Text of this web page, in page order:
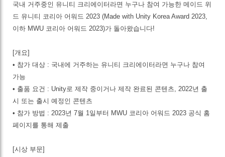
국내 거주중인 유니티 크리에이터라면 누구나 참여 가능한 메이드 위
드 유니티 코리아 어워드 2023 (Made with Unity Korea Award 2023,
이하 MWU 코리아 어워드 2023)가 돌아왔습니다!
[개요]
• 참가 대상 : 국내에 거주하는 유니티 크리에이터라면 누구나 참여
가능
• 출품 요건 : Unity로 제작 중이거나 제작 완료된 콘텐츠, 2022년 출
시 또는 출시 예정인 콘텐츠
• 참가 방법 : 2023년 7월 1일부터 MWU 코리아 어워드 2023 공식 홈
페이지를 통해 제출
[시상 부문]